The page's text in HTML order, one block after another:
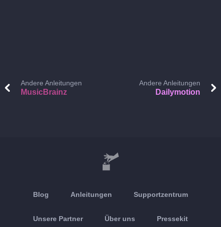
Andere Anleitungen
MusicBrainz
Andere Anleitungen
Dailymotion
Blog Anleitungen Supportzentrum
Unsere Partner Über uns Pressekit